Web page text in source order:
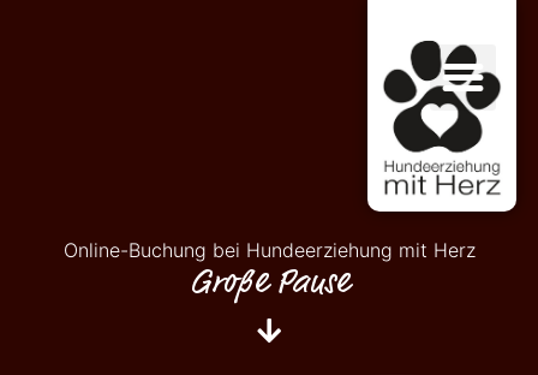
Online-Buchung bei Hundeerziehung mit Herz
Große Pause